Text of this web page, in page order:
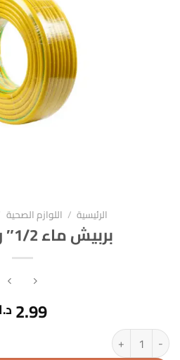
الرئيسية / اللوازم الصحية
بربيش ماء 1/2″ روما أردني
2.99 د.ا
كمية بربيش ماء 1/2" روما أردني